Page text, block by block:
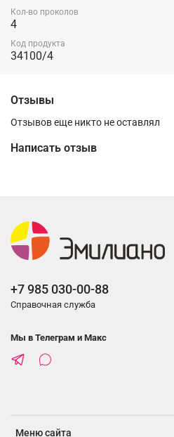
Кол-во проколов
4
Код продукта
34100/4
Отзывы
Отзывов еще никто не оставлял
Написать отзыв
Меню сайта
+7 985 030-00-88
Справочная служба
Мы в Телеграм и Макс